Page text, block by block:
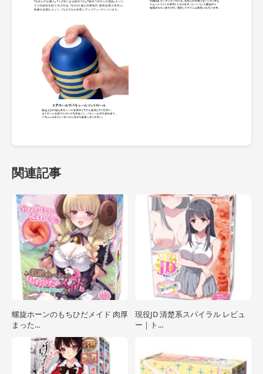
関連記事
螺旋ホーンのもちひだメイド 肉厚
まった...
現役JD 清楚系スパイラル レビュ
ー｜ト...